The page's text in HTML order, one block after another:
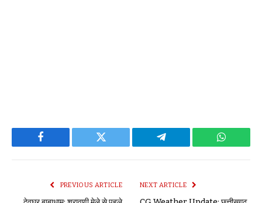
Facebook Twitter Telegram
PREVIOUS ARTICLE NEXT ARTICLE